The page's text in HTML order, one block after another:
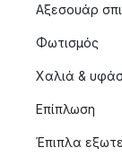
Αξεσουάρ
Φωτισμός
Χαλιά &
Επίπλωση
Έπιπλα